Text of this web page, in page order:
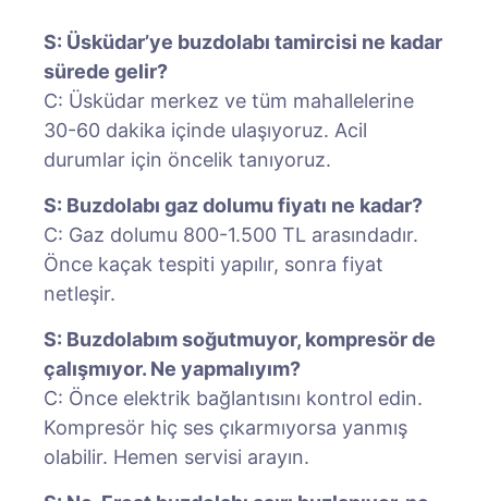
S: Üsküdar’ye buzdolabı tamircisi ne kadar
sürede gelir?
C: Üsküdar merkez ve tüm mahallelerine
30-60 dakika içinde ulaşıyoruz. Acil
durumlar için öncelik tanıyoruz.
S: Buzdolabı gaz dolumu fiyatı ne kadar?
C: Gaz dolumu 800-1.500 TL arasındadır.
Önce kaçak tespiti yapılır, sonra fiyat
netleşir.
S: Buzdolabım soğutmuyor, kompresör de
çalışmıyor. Ne yapmalıyım?
C: Önce elektrik bağlantısını kontrol edin.
Kompresör hiç ses çıkarmıyorsa yanmış
olabilir. Hemen servisi arayın.